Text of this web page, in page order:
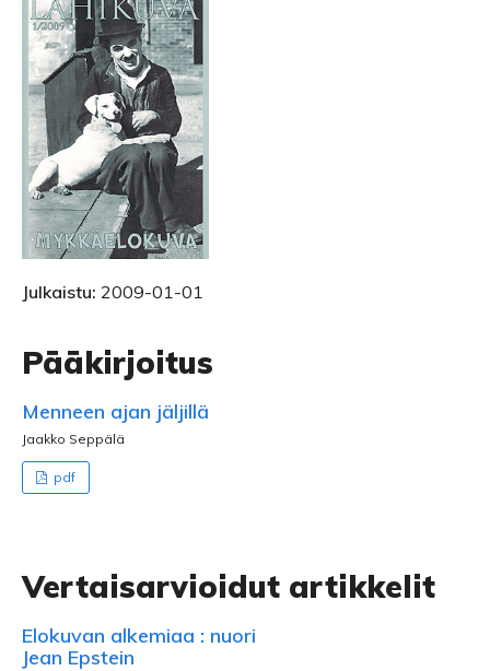
Julkaistu: 2009-01-01
Pääkirjoitus
Menneen ajan jäljillä
Jaakko Seppälä
pdf
Vertaisarvioidut artikkelit
Elokuvan alkemiaa : nuori
Jean Epstein